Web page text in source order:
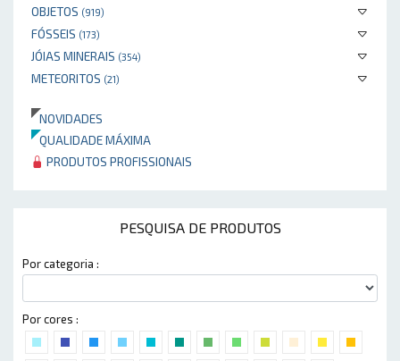
OBJETOS (919)
FÓSSEIS (173)
JÓIAS MINERAIS (354)
METEORITOS (21)
NOVIDADES
QUALIDADE MÁXIMA
PRODUTOS PROFISSIONAIS
PESQUISA DE PRODUTOS
Por categoria :
Por cores :